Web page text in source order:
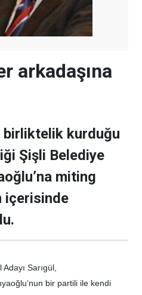
arkadaşına
birliktelik kurduğu
Şişli Belediye
miting
içerisinde
Sarıgül,
bir partili ile kendi